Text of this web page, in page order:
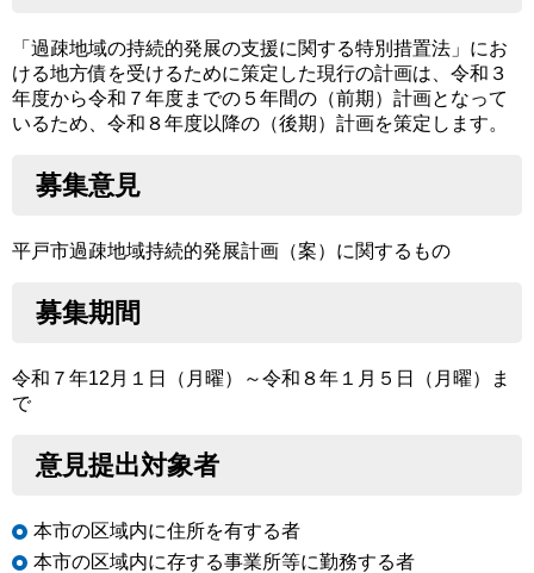
「過疎地域の持続的発展の支援に関する特別措置法」にお
ける地方債を受けるために策定した現行の計画は、令和３
年度から令和７年度までの５年間の（前期）計画となって
いるため、令和８年度以降の（後期）計画を策定します。
募集意見
平戸市過疎地域持続的発展計画（案）に関するもの
募集期間
令和７年12月１日（月曜）～令和８年１月５日（月曜）ま
で
意見提出対象者
本市の区域内に住所を有する者
本市の区域内に存する事業所等に勤務する者